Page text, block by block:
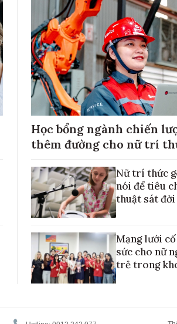
Học bổng ngành chiến
thêm đường cho nữ trí
Nữ trí thức
nói để tiêu
thuật sát đời
Mạng lưới
sức cho nữ
trẻ trong